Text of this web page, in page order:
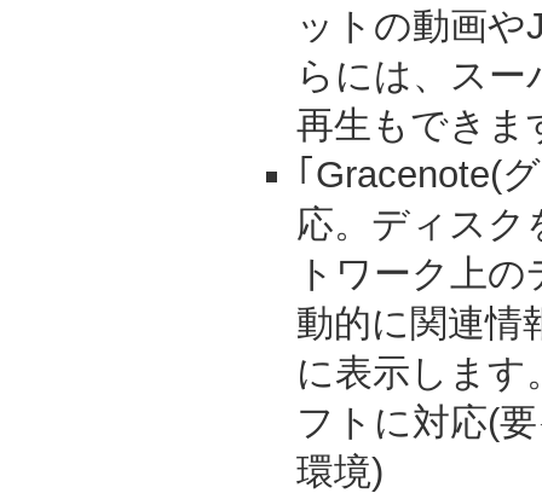
ットの動画や
らには、ス
再生もできま
｢Gracenote(
応。ディスク
トワーク上
動的に関連情
に表示します
フトに対応(
環境)